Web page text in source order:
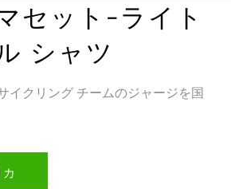
セット-ライト
シャツ
イクリング チームのジャージを国